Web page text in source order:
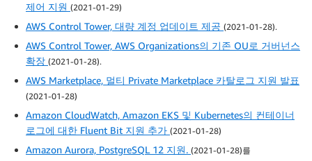
제어 지원 (2021-01-29)
AWS Control Tower, 대량 계정 업데이트 제공 (2021-01-28).
AWS Control Tower, AWS Organizations의 기존 OU로 거버넌스
확장 (2021-01-28).
AWS Marketplace, 멀티 Private Marketplace 카탈로그 지원 발표
(2021-01-28)
Amazon CloudWatch, Amazon EKS 및 Kubernetes의 컨테이너
로그에 대한 Fluent Bit 지원 추가 (2021-01-28)
Amazon Aurora, PostgreSQL 12 지원. (2021-01-28)를